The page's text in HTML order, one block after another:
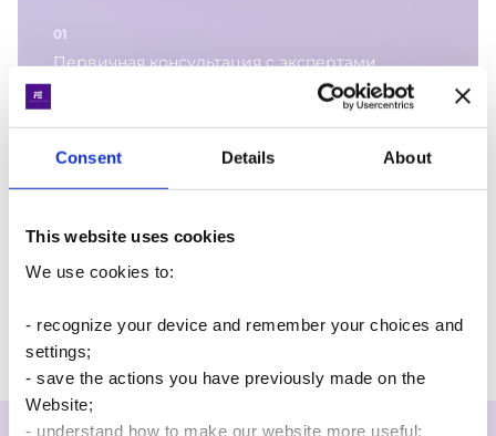
Consent Details About
This website uses cookies
We use cookies to:
- recognize your device and remember your choices and
settings;
- save the actions you have previously made on the
Website;
- understand how to make our website more useful;
Первичная консультация с экспертами
Finevolution для определения штата и
Утверждение названия бизнеса и
к созданию бизнеса
Получение идентификационного номера
работодателя (EIN)